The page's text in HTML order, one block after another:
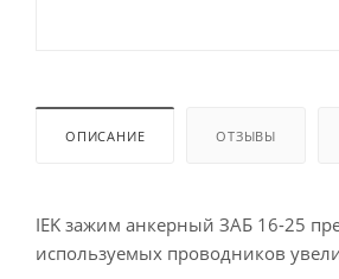
ОПИСАНИЕ ОТЗЫВЫ
IEK зажим анкерный ЗАБ 16-25
используемых проводников